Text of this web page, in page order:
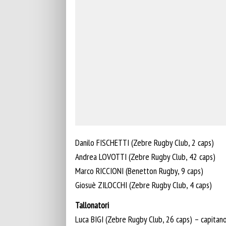
Danilo FISCHETTI (Zebre Rugby Club, 2 caps)
Andrea LOVOTTI (Zebre Rugby Club, 42 caps)
Marco RICCIONI (Benetton Rugby, 9 caps)
Giosuè ZILOCCHI (Zebre Rugby Club, 4 caps)
Tallonatori
Luca BIGI (Zebre Rugby Club, 26 caps) –